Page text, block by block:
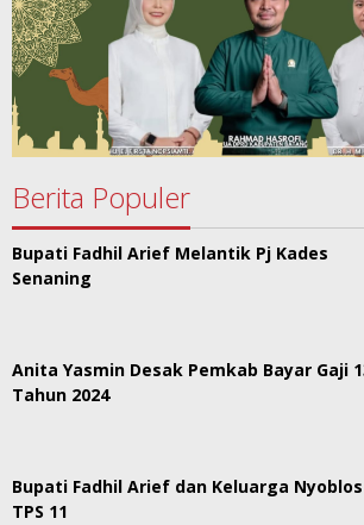
Berita Populer
Bupati Fadhil Arief Melantik Pj Kades
Senaning
Anita Yasmin Desak Pemkab Bayar Gaji
Tahun 2024
Bupati Fadhil Arief dan Keluarga
TPS 11